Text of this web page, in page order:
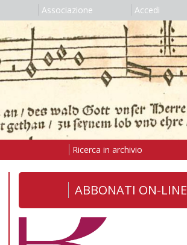
Associazione Accedi
Ricerca in archivio
ABBONATI ON-LINE